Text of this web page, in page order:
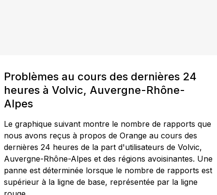
Problèmes au cours des dernières 24
heures à Volvic, Auvergne-Rhône-
Alpes
Le graphique suivant montre le nombre de rapports que
nous avons reçus à propos de Orange au cours des
dernières 24 heures de la part d'utilisateurs de Volvic,
Auvergne-Rhône-Alpes et des régions avoisinantes. Une
panne est déterminée lorsque le nombre de rapports est
supérieur à la ligne de base, représentée par la ligne